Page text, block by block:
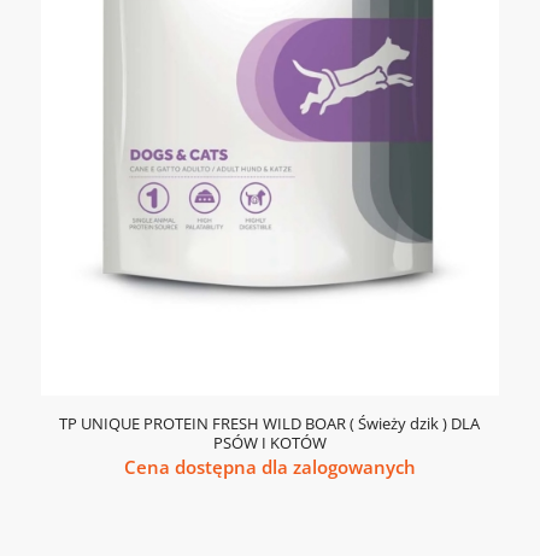
TP UNIQUE PROTEIN FRESH WILD BOAR ( Świeży dzik ) DLA
PSÓW I KOTÓW
Cena dostępna dla zalogowanych